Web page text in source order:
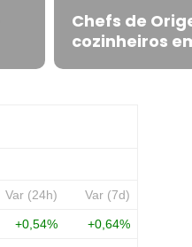
Chefs de
cozinheiros